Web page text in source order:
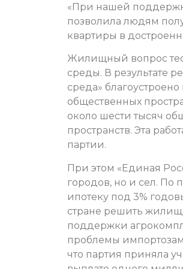
«При нашей
позволила людям
квартиры в
Жилищный вопрос
среды. В результате
среда»
общественных
около шести тысяч
пространств. Эта
партии.
При этом «Единая
городов, но и сел.
ипотеку под 3%
стране решить
поддержки
проблемы
что партия приняла